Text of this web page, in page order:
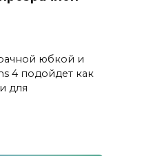
юбкой и
4 подойдет как
для